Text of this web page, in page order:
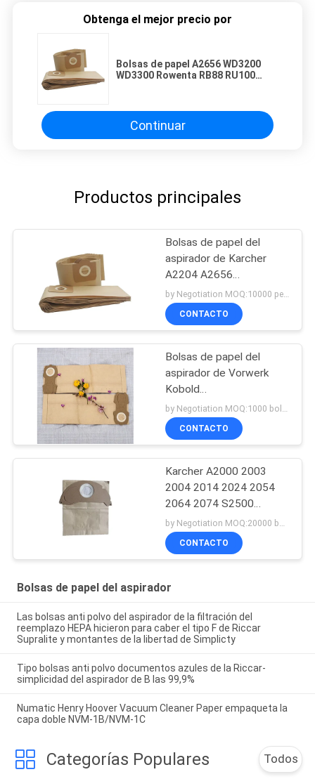
Obtenga el mejor precio por
Bolsas de papel A2656 WD3200
WD3300 Rowenta RB88 RU100
Continuar
Productos principales
Bolsas de papel del
aspirador de Karcher
A2204 A2656
WD3300/3200 SE4001 by Negotiation MOQ:10000 pedazos/pedazos
CONTACTO
Bolsas de papel del
aspirador de Vorwerk
Kobold
VK118/119/120/121/122/
CONTACTO
Karcher A2000 2003
2004 2014 2024 2054
2064 2074 S2500
WD2200 2210 2240
bolsas de papel del
aspirador
CONTACTO
Bolsas de papel del aspirador
Las bolsas anti polvo del aspirador de la filtración del
reemplazo HEPA hicieron para caber el tipo F de Riccar
Supralite y montantes de la libertad de Simplicty
Tipo bolsas anti polvo documentos azules de la Riccar-
simplicidad del aspirador de B las 99,9%
Numatic Henry Hoover Vacuum Cleaner Paper empaqueta la
capa doble NVM-1B/NVM-1C
Categorías Populares Todos